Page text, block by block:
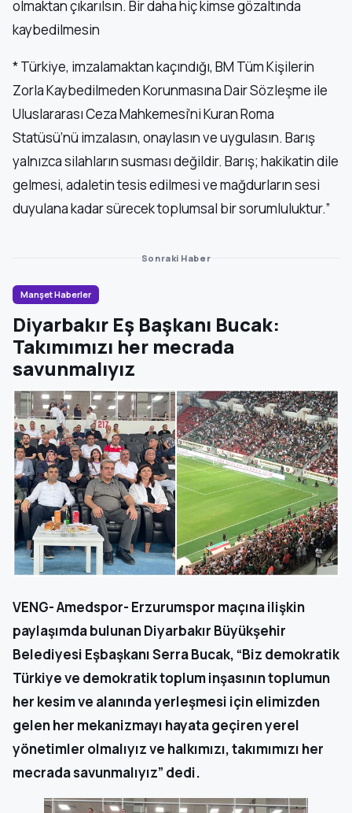
olmaktan çıkarılsın. Bir daha hiç kimse gözaltında
kaybedilmesin
* Türkiye, imzalamaktan kaçındığı, BM Tüm Kişilerin
Zorla Kaybedilmeden Korunmasına Dair Sözleşme ile
Uluslararası Ceza Mahkemesi’ni Kuran Roma
Statüsü’nü imzalasın, onaylasın ve uygulasın. Barış
yalnızca silahların susması değildir. Barış; hakikatin dile
gelmesi, adaletin tesis edilmesi ve mağdurların sesi
duyulana kadar sürecek toplumsal bir sorumluluktur.”
Sonraki Haber
Manşet Haberler
Diyarbakır Eş Başkanı Bucak:
Takımımızı her mecrada
savunmalıyız
VENG- Amedspor- Erzurumspor maçına ilişkin
paylaşımda bulunan Diyarbakır Büyükşehir
Belediyesi Eşbaşkanı Serra Bucak, “Biz demokratik
Türkiye ve demokratik toplum inşasının toplumun
her kesim ve alanında yerleşmesi için elimizden
gelen her mekanizmayı hayata geçiren yerel
yönetimler olmalıyız ve halkımızı, takımımızı her
mecrada savunmalıyız” dedi.